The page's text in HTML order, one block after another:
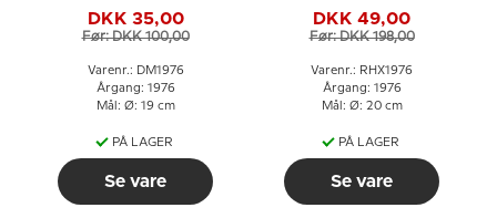
DKK 35,00
Før: DKK 100,00
Varenr.: DM1976
Årgang: 1976
Mål: Ø: 19 cm
PÅ LAGER
Se vare
DKK 49,00
Før: DKK 198,00
Varenr.: RHX1976
Årgang: 1976
Mål: Ø: 20 cm
PÅ LAGER
Se vare